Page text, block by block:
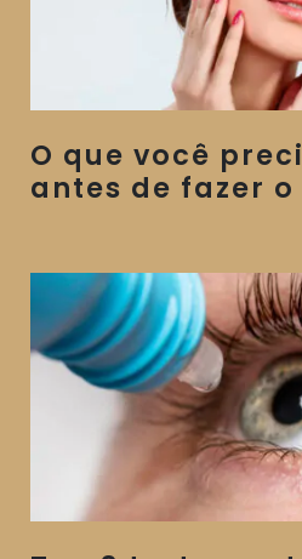
O que você
antes de fazer